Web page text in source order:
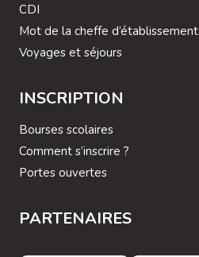
CDI
Mot de la cheffe d’établissement
Voyages et séjours
INSCRIPTION
Bourses scolaires
Comment s’inscrire ?
Portes ouvertes
PARTENAIRES